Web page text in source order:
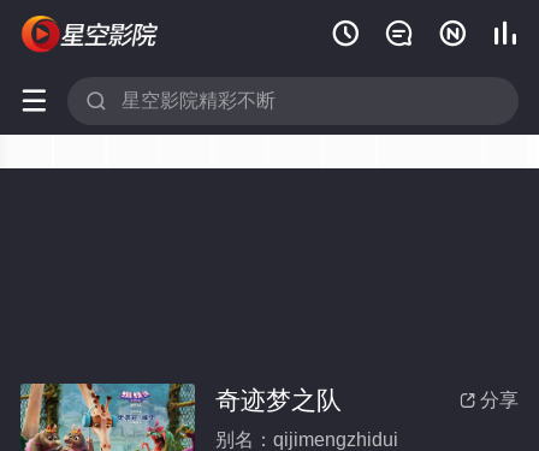
   
 
 分享
奇迹梦之队
别名：qijimengzhidui